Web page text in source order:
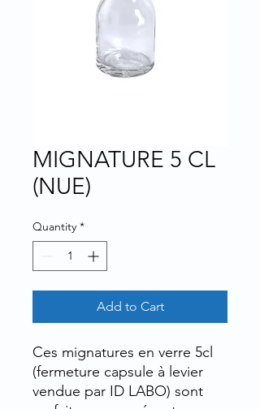
MIGNATURE 5 CL
(NUE)
Quantity *
Add to Cart
Ces mignatures en verre 5cl
(fermeture capsule à levier
vendue par ID LABO) sont